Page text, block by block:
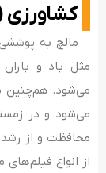
مالچ به
مثل باد و
می‌شود. هم‌چنین
می‌شود و در
محافظت و از رشد
از انواع